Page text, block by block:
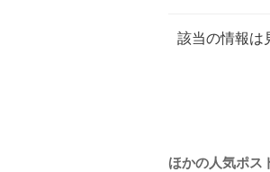
該当の情報は
ほかの人気ポス